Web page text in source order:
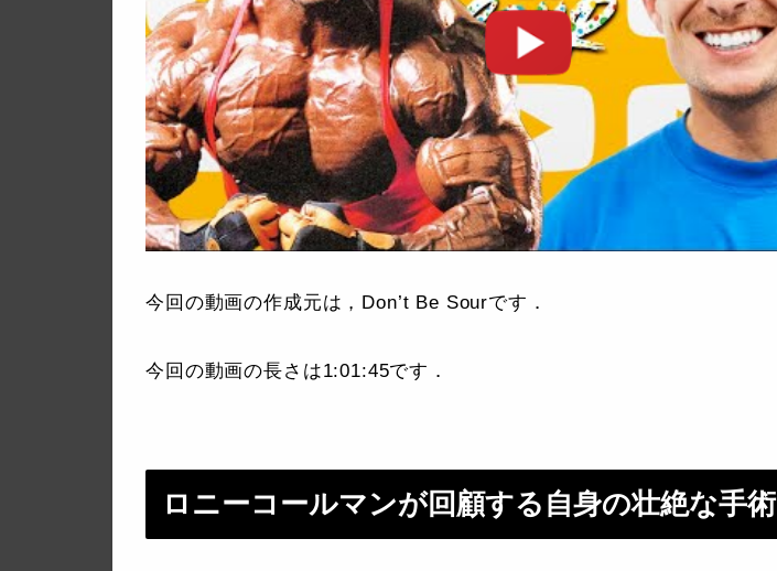
今回の動画の作成元は，Don’t Be Sourです．
今回の動画の長さは1:01:45です．
ロニーコールマンが回顧する自身の壮絶な手術